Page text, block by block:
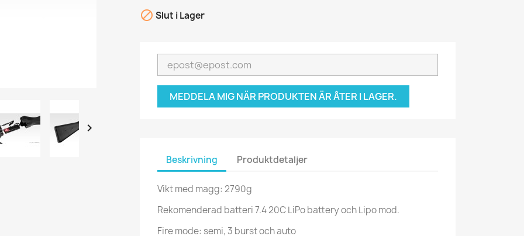

 Slut i Lager
MEDDELA MIG NÄR PRODUKTEN ÄR ÅTER I LAGER.
Beskrivning Produktdetaljer
Vikt med magg: 2790g
Rekomenderad batteri 7.4 20C LiPo battery och Lipo mod.
Fire mode: semi, 3 burst och auto